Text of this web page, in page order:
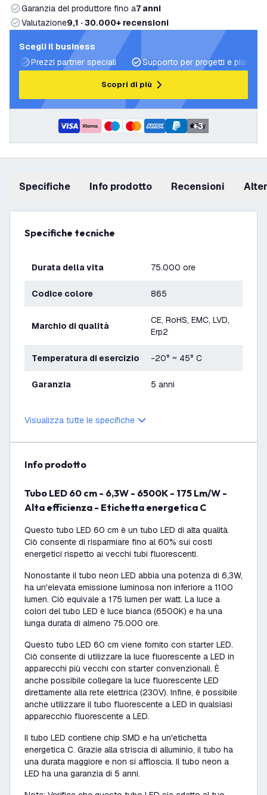
Garanzia del produttore fino a7 anni
Valutazione9,1 · 30.000+ recensioni
Scegli il business
Prezzi partner speciali
Supporto per progetti e piani di
Scopri di più
+3
Specifiche info prodotto recensioni
Specifiche tecniche
Durata della vita 75.000 ore
Codice colore 865
Marchio di qualità
CE, RoHS, EMC, LVD,
Erp2
Temperatura di esercizio -20° ~ 45° C
Garanzia 5 anni
Visualizza tutte le specifiche
info prodotto
Tubo LED 60 cm - 6,3W - 6500K - 175 Lm/W -
Alta efficienza - Etichetta energetica C
Questo tubo LED 60 cm è un tubo LED di alta qualità.
Ciò consente di risparmiare fino al 60% sui costi
energetici rispetto ai vecchi tubi fluorescenti.
Nonostante il tubo neon LED abbia una potenza di 6,3W,
ha un'elevata emissione luminosa non inferiore a 1100
lumen. Ciò equivale a 175 lumen per watt. La luce a
colori del tubo LED è luce bianca (6500K) e ha una
lunga durata di almeno 75.000 ore.
Questo tubo LED 60 cm viene fornito con starter LED.
Ciò consente di utilizzare la luce fluorescente a LED in
apparecchi più vecchi con starter convenzionali. È
anche possibile collegare la luce fluorescente LED
direttamente alla rete elettrica (230V). Infine, è possibile
anche utilizzare il tubo fluorescente a LED in qualsiasi
apparecchio fluorescente a LED.
Il tubo LED contiene chip SMD e ha un'etichetta
energetica C. Grazie alla striscia di alluminio, il tubo ha
una durata maggiore e non si affloscia. Il tubo neon a
LED ha una garanzia di 5 anni.